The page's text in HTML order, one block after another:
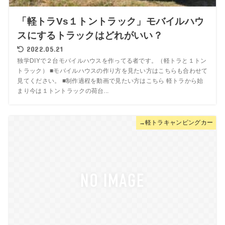
「軽トラVs１トントラック」モバイルハウ
スにするトラックはどれがいい？
2022.05.21
独学DIYで２台モバイルハウスを作ってる者です。（軽トラと１トン
トラック） ■モバイルハウスの作り方を見たい方はこちらも合わせて
見てください。 ■制作過程を動画で見たい方はこちら 軽トラから始
まり今は１トントラックの荷台...
→軽トラキャンピングカー